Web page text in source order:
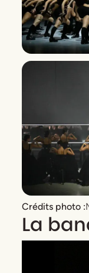
Crédits photo :
La